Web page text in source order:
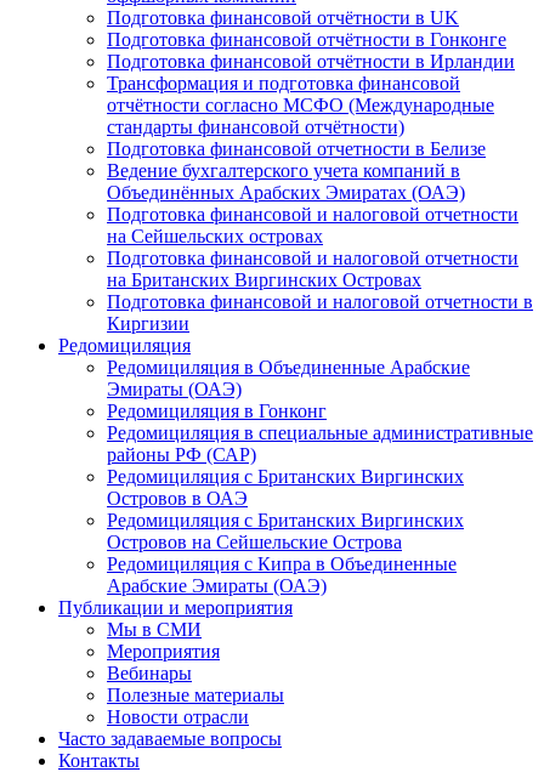
Подготовка финансовой отчётности в UK
Подготовка финансовой отчётности в Гонконге
Подготовка финансовой отчётности в Ирландии
Трансформация и подготовка финансовой
отчётности согласно МСФО (Международные
стандарты финансовой отчётности)
Подготовка финансовой отчетности в Белизе
Ведение бухгалтерского учета компаний в
Объединённых Арабских Эмиратах (ОАЭ)
Подготовка финансовой и налоговой отчетности
на Сейшельских островах
Подготовка финансовой и налоговой отчетности
на Британских Виргинских Островах
Подготовка финансовой и налоговой отчетности в
Киргизии
Редомициляция
Редомициляция в Объединенные Арабские
Эмираты (ОАЭ)
Редомициляция в Гонконг
Редомициляция в специальные административные
районы РФ (САР)
Редомициляция с Британских Виргинских
Островов в ОАЭ
Редомициляция с Британских Виргинских
Островов на Сейшельские Острова
Редомициляция с Кипра в Объединенные
Арабские Эмираты (ОАЭ)
Публикации и мероприятия
Мы в СМИ
Мероприятия
Вебинары
Полезные материалы
Новости отрасли
Часто задаваемые вопросы
Контакты